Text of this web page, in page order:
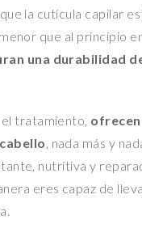
la cutícula capilar
que al principio
una durabilidad
tratamiento, ofrecen
, nada más y
nutritiva y
eres capaz de